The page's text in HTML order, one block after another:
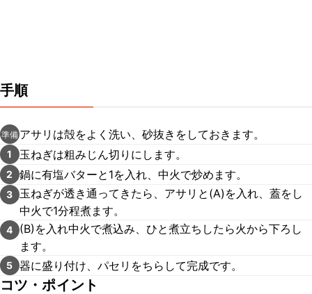
手順
準備 アサリは殻をよく洗い、砂抜きをしておきます。
1 玉ねぎは粗みじん切りにします。
2 鍋に有塩バターと1を入れ、中火で炒めます。
3
玉ねぎが透き通ってきたら、アサリと(A)を入れ、蓋をし
中火で1分程煮ます。
4
(B)を入れ中火で煮込み、ひと煮立ちしたら火から下ろし
ます。
5 器に盛り付け、パセリをちらして完成です。
コツ・ポイント